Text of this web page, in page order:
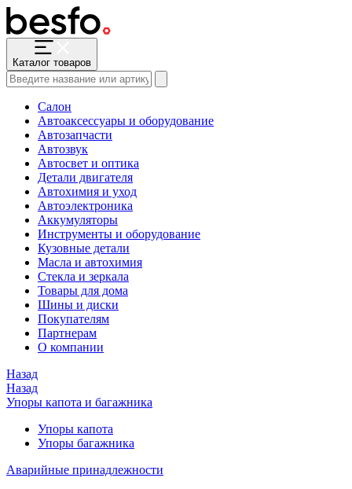
Каталог товаров
Салон
Автоаксессуары и оборудование
Автозапчасти
Автозвук
Автосвет и оптика
Детали двигателя
Автохимия и уход
Автоэлектроника
Аккумуляторы
Инструменты и оборудование
Кузовные детали
Масла и автохимия
Стекла и зеркала
Товары для дома
Шины и диски
Покупателям
Партнерам
О компании
Назад
Назад
Упоры капота и багажника
Упоры капота
Упоры багажника
Аварийные принадлежности